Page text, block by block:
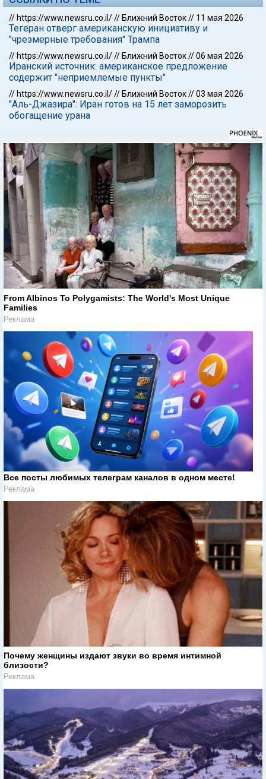
// https://www.newsru.co.il/// Ближний Восток// 11 мая 2026
Тегеран отверг американскую инициативу и
"чрезмерные требования" Трампа
// https://www.newsru.co.il/// Ближний Восток//06 мая 2026
Иранский источник: американское предложение
содержит "неприемлемые пункты"
// https://www.newsru.co.il/// Ближний Восток//03 мая 2026
"Аль-Джазира": Иран готов на 15 лет заморозить
обогащение урана
From Albinos To Polygamists: The World's Most Unique
Families
Реклама
Все посты любимых телеграм каналов в одном месте!
Реклама
Почему женщины издают звуки во время интимной
близости?
Реклама